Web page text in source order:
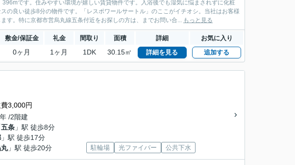
です。住みやすい環境が嬉しい賃貸物件です。入浴後でも湿気に悩まされずに化粧
の良い徒歩8分の物件です。「レスポワールサートル」のここがイチオシ。当社はお客様
す。特に京都市営烏丸線五条付近をお探しの方は、までお問い合... もっと見る
敷金/保証金 礼金 間取り 面積 詳細 お気に入り
0ヶ月 1ヶ月 1DK 30.15㎡ 詳細を見る 追加する
3,000円
/2階建
五条 」駅 徒歩8分
」駅 徒歩17分
」駅 徒歩20分 駐輪場 光ファイバー 公共下水